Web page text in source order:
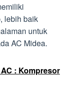
lebih baik
untuk
AC Midea.
: Kompresor